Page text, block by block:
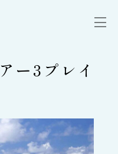
ー3プレイ